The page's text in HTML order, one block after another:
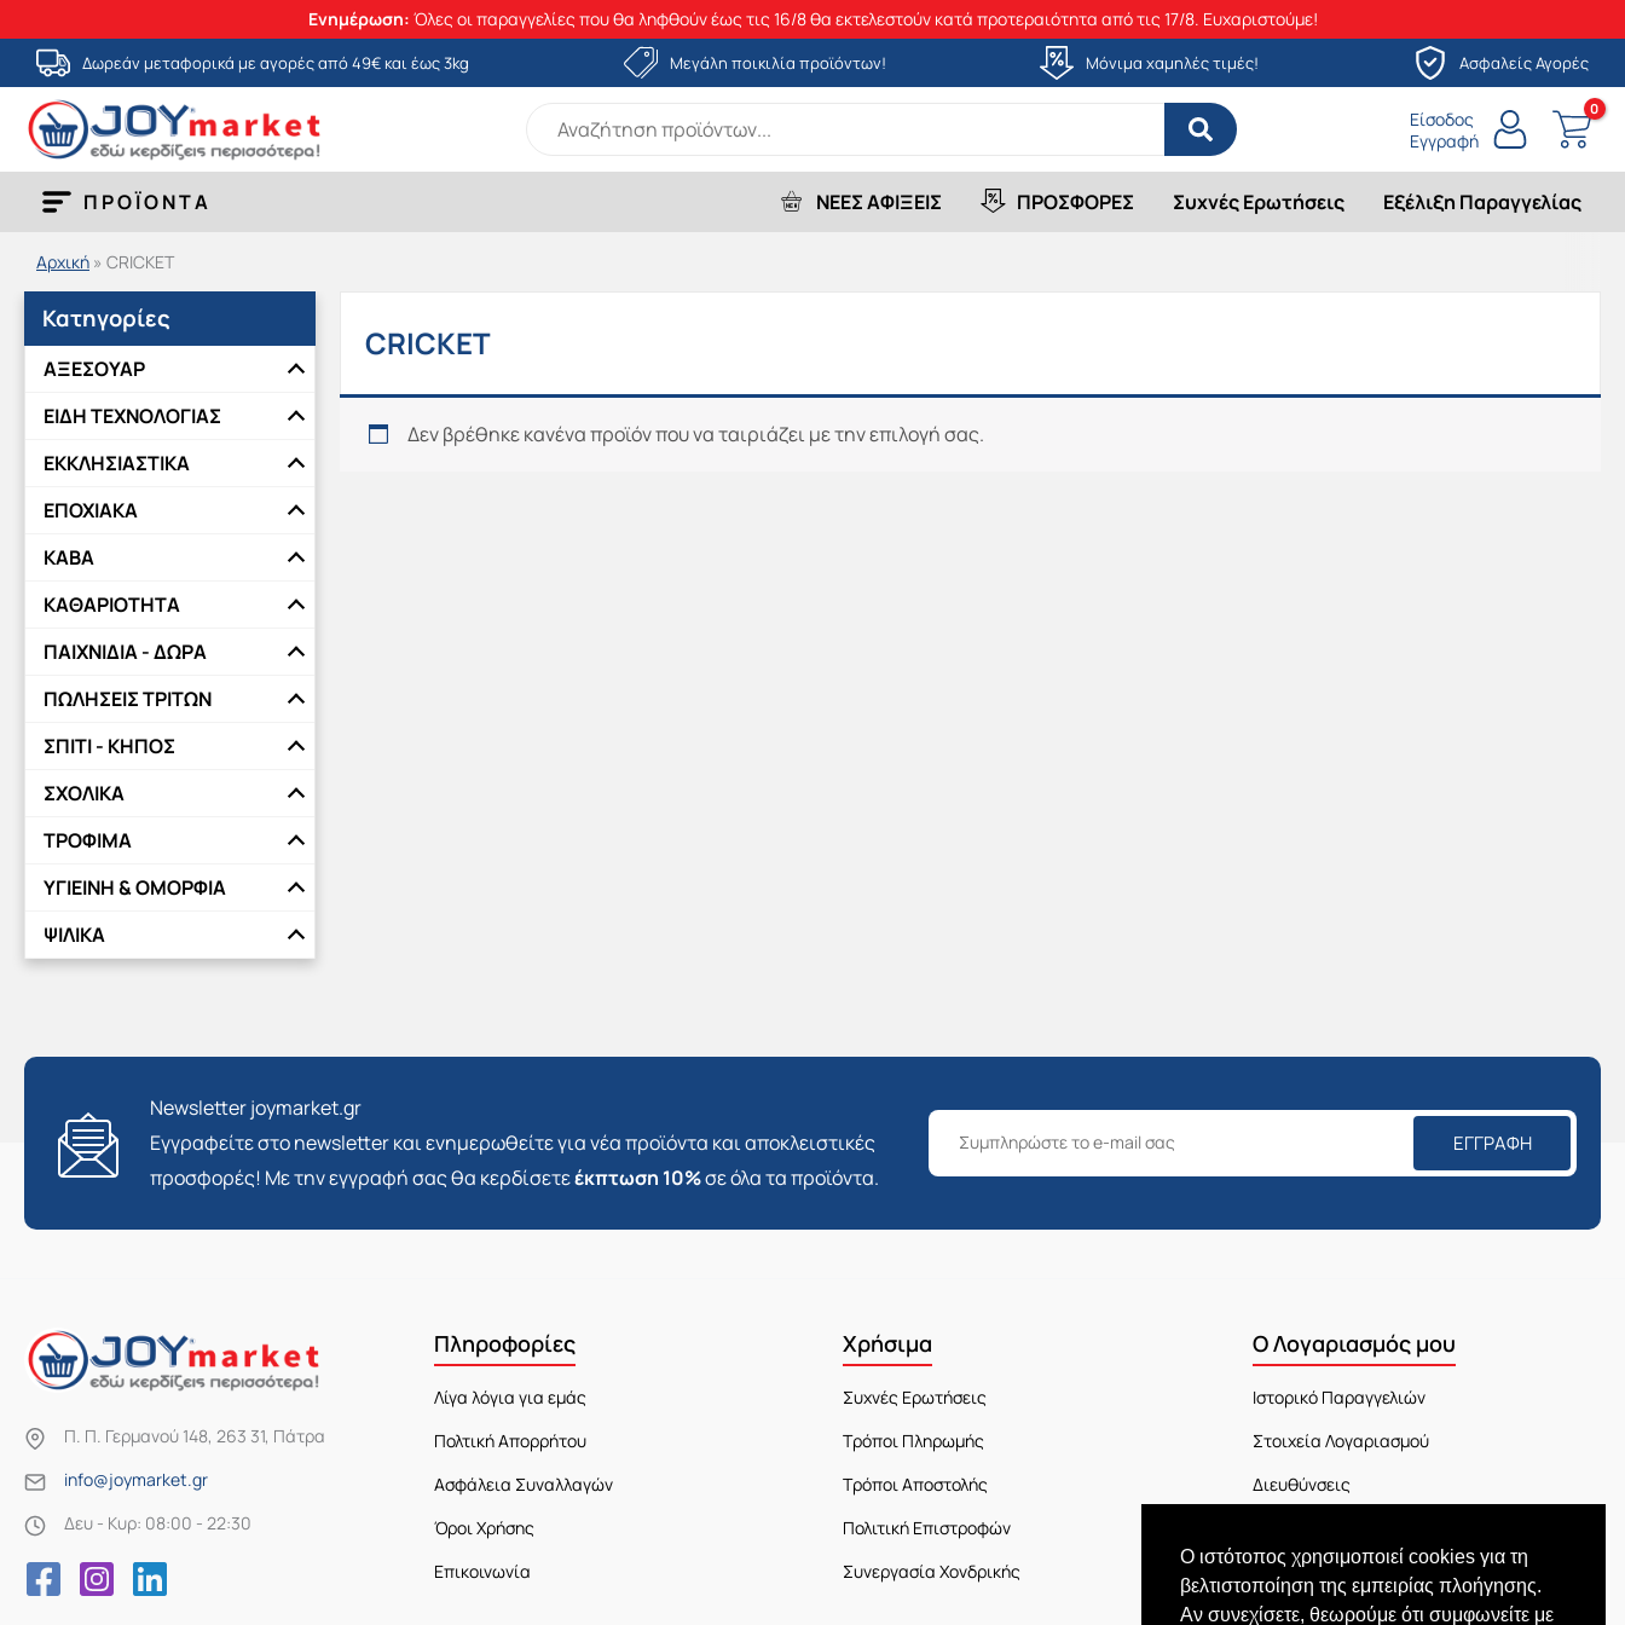
Ο ιστότοπος χρησιμοποιεί cookies για τη
βελτιστοποίηση της εμπειρίας πλοήγησης.
Αν συνεχίσετε, θεωρούμε ότι συμφωνείτε με
Ενημέρωση: Όλες οι παραγγελίες που θα ληφθούν έως τις 16/8 θα εκτελεστούν κατά προτεραιότητα από τις 17/8. Ευχαριστούμε!
Μετάβαση
στο
περιεχόμενο
Δωρεάν μεταφορικά με αγορές από 49€ και έως 3kg Μεγάλη ποικιλία προϊόντων! Μόνιμα χαμηλές τιμές! Ασφαλείς Αγορές
Είσοδος
Εγγραφή
ΠΡΟΪΟΝΤΑ ΝΕΕΣ ΑΦΙΞΕΙΣ ΠΡΟΣΦΟΡΕΣ Συχνές Ερωτήσεις Εξέλιξη Παραγγελίας
Αρχική » CRICKET
Κατηγορίες
ΑΞΕΣΟΥΑΡ
ΕΙΔΗ ΤΕΧΝΟΛΟΓΙΑΣ
ΕΚΚΛΗΣΙΑΣΤΙΚΑ
ΕΠΟΧΙΑΚΑ
ΚΑΒΑ
ΚΑΘΑΡΙΟΤΗΤΑ
ΠΑΙΧΝΙΔΙΑ - ΔΩΡΑ
ΠΩΛΗΣΕΙΣ ΤΡΙΤΩΝ
ΣΠΙΤΙ - ΚΗΠΟΣ
ΣΧΟΛΙΚΑ
ΤΡΟΦΙΜΑ
ΥΓΙΕΙΝΗ & ΟΜΟΡΦΙΑ
ΨΙΛΙΚΑ
CRICKET
Δεν βρέθηκε κανένα προϊόν που να ταιριάζει με την επιλογή σας.
Newsletter joymarket.gr
Εγγραφείτε στο newsletter και ενημερωθείτε για νέα προϊόντα και αποκλειστικές
προσφορές! Με την εγγραφή σας θα κερδίσετεέκπτωση 10%σε όλα τα προϊόντα.
ΕΓΓΡΑΦΉ
Π. Π. Γερμανού 148, 263 31, Πάτρα
info@joymarket.gr
Δευ - Κυρ: 08:00 - 22:30
Πληροφορίες
Λίγα λόγια για εμάς
Πολτική Απορρήτου
Ασφάλεια Συναλλαγών
Όροι Χρήσης
Επικοινωνία
Χρήσιμα
Συχνές Ερωτήσεις
Τρόποι Πληρωμής
Τρόποι Αποστολής
Πολιτική Επιστροφών
Συνεργασία Χονδρικής
Ο Λογαριασμός μου
Ιστορικό Παραγγελιών
Στοιχεία Λογαριασμού
Διευθύνσεις
Εξέλιξη Παραγγελίας